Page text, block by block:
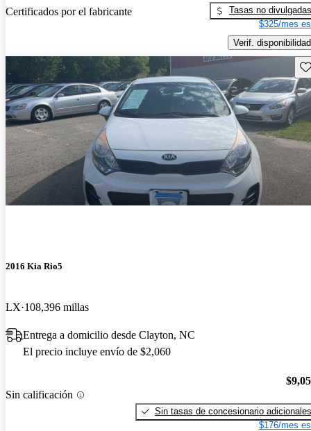
Certificados por el fabricante
Tasas no divulgadas
$325/mes
Verif. disponibilidad
2016 Kia Rio5
LX 108,396 millas
Entrega a domicilio desde Clayton, NC
El precio incluye envío de $2,060
Sin calificación
Sin tasas de concesionario adicionales
$176/mes